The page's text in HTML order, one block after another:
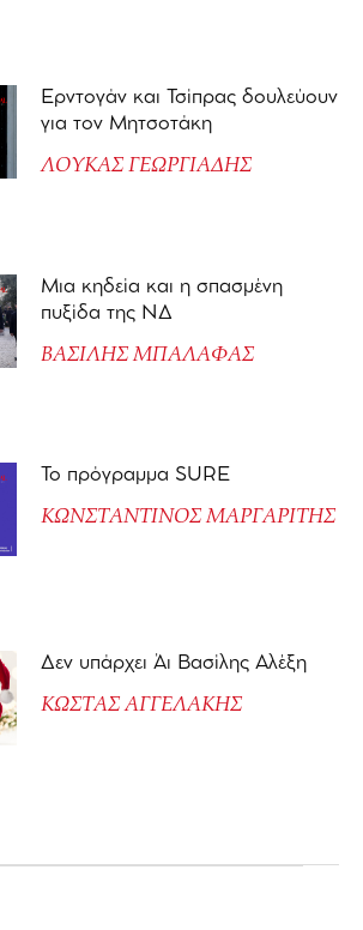
Ερντογάν και Τσίπρας δουλεύουν
για τον Μητσοτάκη
ΛΟΥΚΑΣ ΓΕΩΡΓΙΑΔΗΣ
Μια κηδεία και η σπασμένη
πυξίδα της ΝΔ
ΒΑΣΙΛΗΣ ΜΠΑΛΑΦΑΣ
Το πρόγραμμα SURE
ΚΩΝΣΤΑΝΤΙΝΟΣ ΜΑΡΓΑΡΙΤΗΣ
Δεν υπάρχει Άι Βασίλης Αλέξη
ΚΩΣΤΑΣ ΑΓΓΕΛΑΚΗΣ